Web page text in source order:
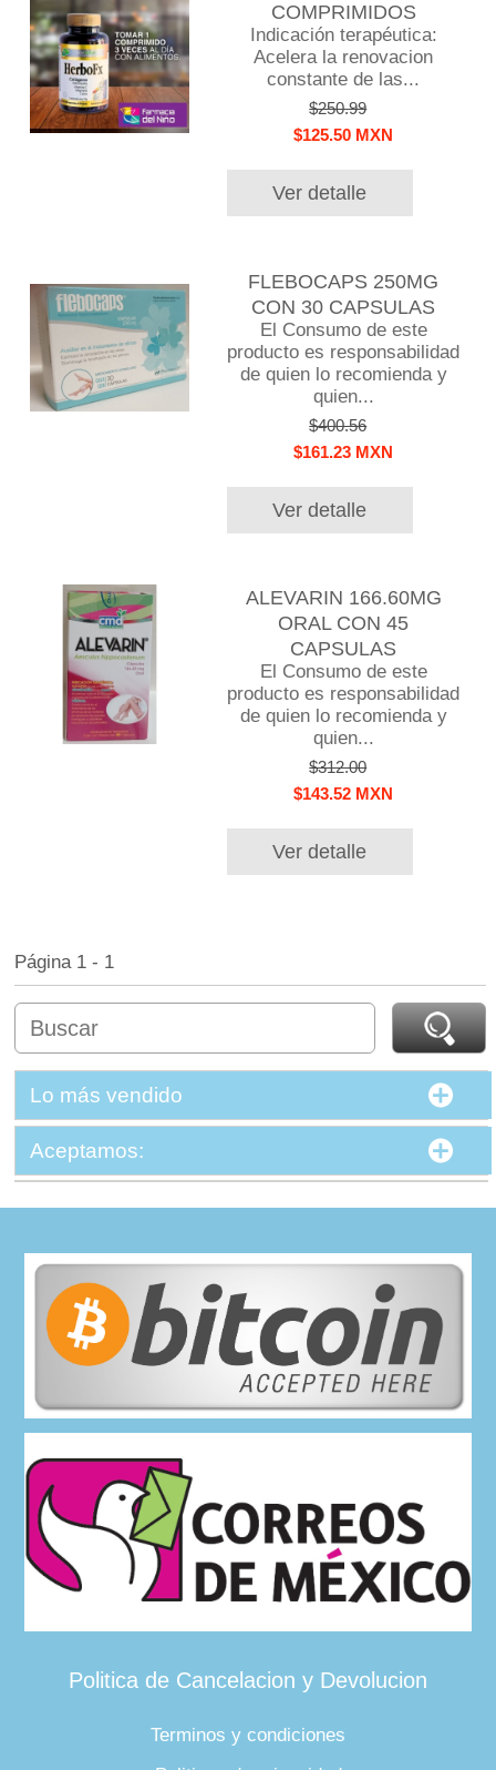
COMPRIMIDOS
Indicación terapéutica:
Acelera la renovacion
constante de las...
$250.99
$125.50 MXN
Ver detalle
FLEBOCAPS 250MG
CON 30 CAPSULAS
El Consumo de este
producto es responsabilidad
de quien lo recomienda y
quien...
$400.56
$161.23 MXN
Ver detalle
ALEVARIN 166.60MG
ORAL CON 45
CAPSULAS
El Consumo de este
producto es responsabilidad
de quien lo recomienda y
quien...
$312.00
$143.52 MXN
Ver detalle
Página 1 - 1
Lo más vendido
Aceptamos:
Politica de Cancelacion y Devolucion
Terminos y condiciones